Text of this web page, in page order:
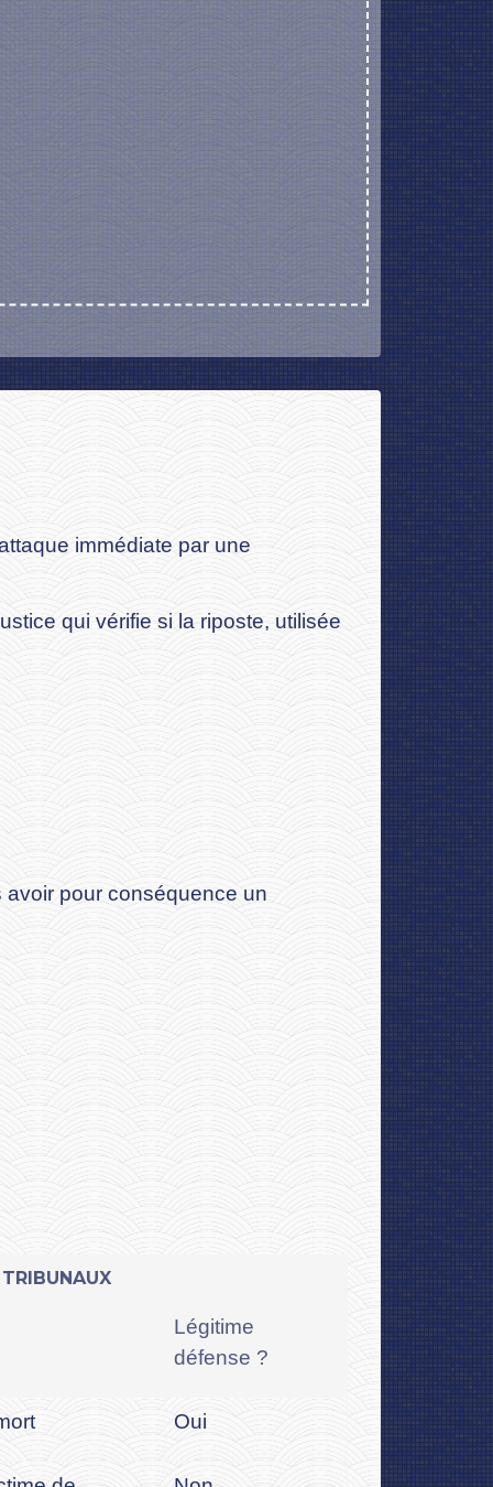
immédiate par une
qui vérifie si la riposte, utilisée
pour conséquence un
Légitime
défense ?
Oui